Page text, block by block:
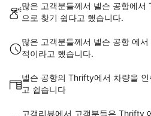
많은 고객분들께서 넬슨 공항에서
으로 찾기 쉽다고 했습니다.
많은 고객분들께서 넬슨 공항 에
적이라고 했습니다.
넬슨 공항의 Thrifty에서 차량을
고 쉽습니다
고객리뷰에서 고객분들은 Thrifty